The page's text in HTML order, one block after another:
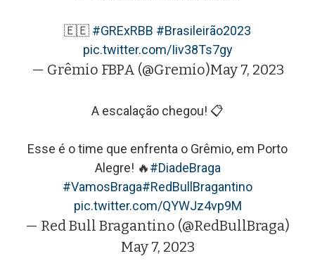
🇪🇪 #GRExRBB #Brasileirão2023
pic.twitter.com/Iiv38Ts7gy
— Grêmio FBPA (@Gremio)May 7, 2023
A escalação chegou! 📋
Esse é o time que enfrenta o Grêmio, em Porto
Alegre! 🔥#DiadeBraga
#VamosBraga#RedBullBragantino
pic.twitter.com/QYWJz4vp9M
— Red Bull Bragantino (@RedBullBraga)
May 7, 2023